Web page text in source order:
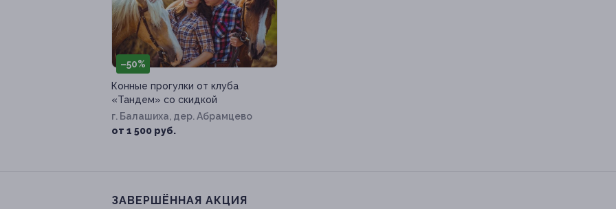
–50%
Конные прогулки от клуба
«Тандем» со скидкой
г. Балашиха, дер. Абрамцево
от 1 500 руб.
ЗАВЕРШЁННАЯ АКЦИЯ